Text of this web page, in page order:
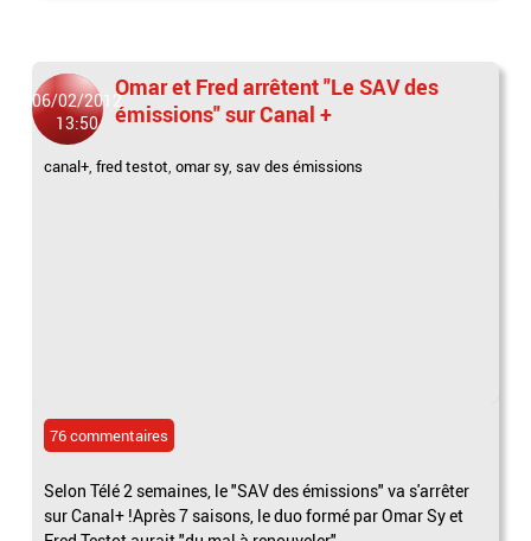
06/02/2012
13:50
Omar et Fred arrêtent "Le SAV des
émissions" sur Canal +
canal+,fred testot,omar sy,sav des émissions
76 commentaires
Selon Télé 2 semaines, le "SAV des émissions" va s'arrêter
sur Canal+ !Après 7 saisons, le duo formé par Omar Sy et